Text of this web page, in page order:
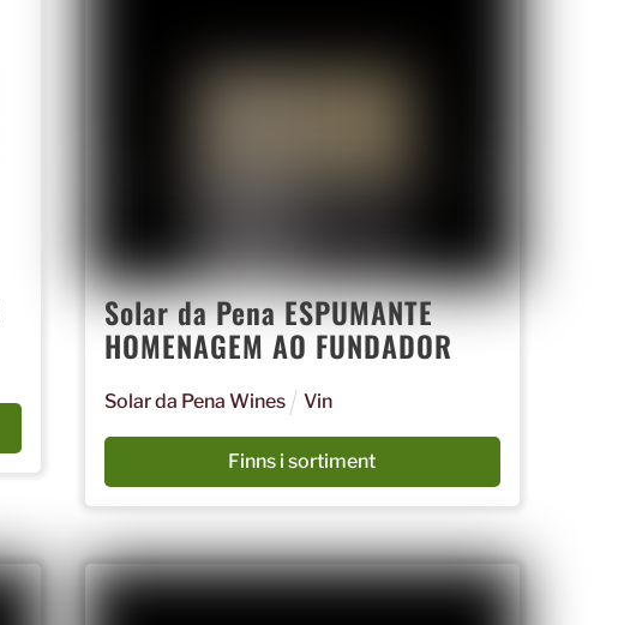
Solar da Pena ESPUMANTE
HOMENAGEM AO FUNDADOR
Solar da Pena Wines Vin
Finns i sortiment